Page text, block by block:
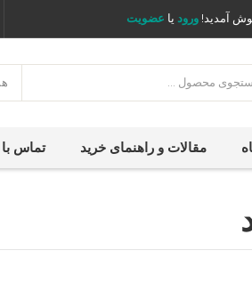
آمدید! ورود یا عضویت
مقالات و راهنمای خرید تماس با